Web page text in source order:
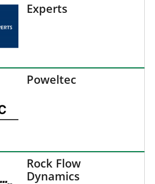
Experts
Poweltec
Rock Flow
Dynamics